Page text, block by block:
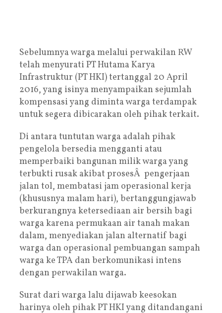
Sebelumnya warga melalui perwakilan RW
telah menyurati PT Hutama Karya
Infrastruktur (PT HKI) tertanggal 20 April
2016, yang isinya menyampaikan sejumlah
kompensasi yang diminta warga terdampak
untuk segera dibicarakan oleh pihak terkait.
Di antara tuntutan warga adalah pihak
pengelola bersedia mengganti atau
memperbaiki bangunan milik warga yang
terbukti rusak akibat prosesÂ pengerjaan
jalan tol, membatasi jam operasional kerja
(khususnya malam hari), bertanggungjawab
berkurangnya ketersediaan air bersih bagi
warga karena permukaan air tanah makan
dalam, menyediakan jalan alternatif bagi
warga dan operasional pembuangan sampah
warga ke TPA dan berkomunikasi intens
dengan perwakilan warga.
Surat dari warga lalu dijawab keesokan
harinya oleh pihak PT HKI yang ditandangani